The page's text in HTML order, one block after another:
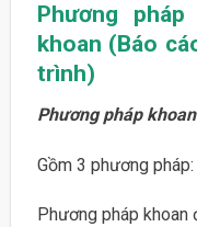
Phương
khoan (Báo
trình)
Phương pháp
Gồm 3 phương pháp:
Phương pháp khoan